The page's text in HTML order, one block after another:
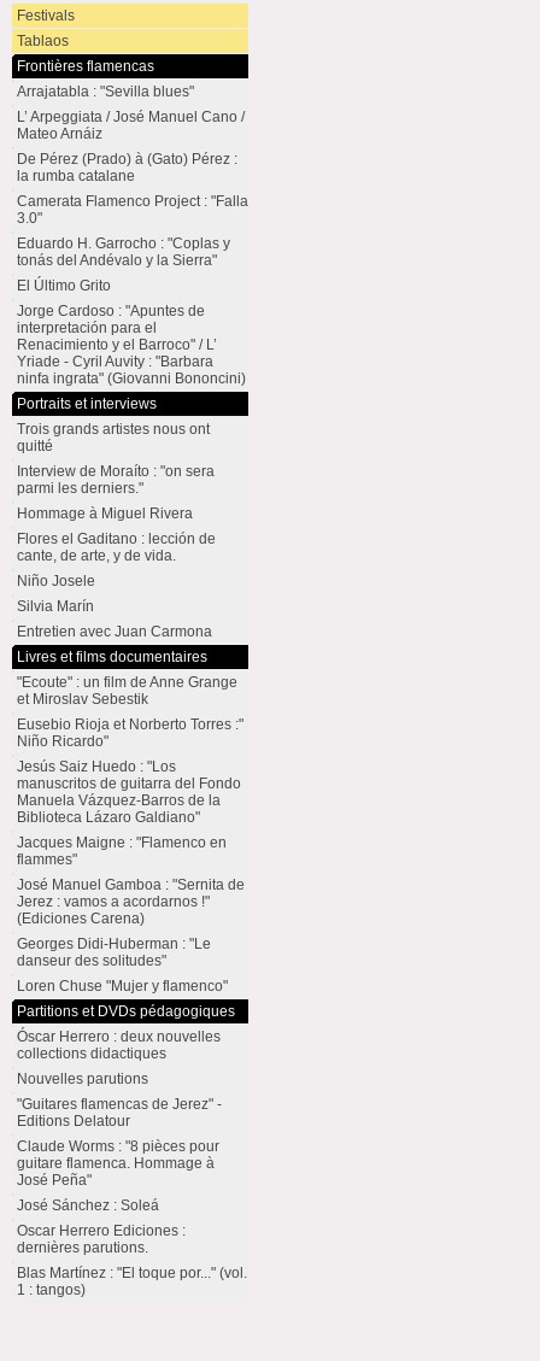
Festivals
Tablaos
Frontières flamencas
Arrajatabla : "Sevilla blues"
L’ Arpeggiata / José Manuel Cano /
Mateo Arnáiz
De Pérez (Prado) à (Gato) Pérez :
la rumba catalane
Camerata Flamenco Project : "Falla
3.0"
Eduardo H. Garrocho : "Coplas y
tonás del Andévalo y la Sierra"
El Último Grito
Jorge Cardoso : "Apuntes de
interpretación para el
Renacimiento y el Barroco" / L’
Yriade - Cyril Auvity : "Barbara
ninfa ingrata" (Giovanni Bononcini)
Portraits et interviews
Trois grands artistes nous ont
quitté
Interview de Moraíto : "on sera
parmi les derniers."
Hommage à Miguel Rivera
Flores el Gaditano : lección de
cante, de arte, y de vida.
Niño Josele
Silvia Marín
Entretien avec Juan Carmona
Livres et films documentaires
"Ecoute" : un film de Anne Grange
et Miroslav Sebestik
Eusebio Rioja et Norberto Torres :"
Niño Ricardo"
Jesús Saiz Huedo : "Los
manuscritos de guitarra del Fondo
Manuela Vázquez-Barros de la
Biblioteca Lázaro Galdiano"
Jacques Maigne : "Flamenco en
flammes"
José Manuel Gamboa : "Sernita de
Jerez : vamos a acordarnos !"
(Ediciones Carena)
Georges Didi-Huberman : "Le
danseur des solitudes"
Loren Chuse "Mujer y flamenco"
Partitions et DVDs pédagogiques
Óscar Herrero : deux nouvelles
collections didactiques
Nouvelles parutions
"Guitares flamencas de Jerez" -
Editions Delatour
Claude Worms : "8 pièces pour
guitare flamenca. Hommage à
José Peña"
José Sánchez : Soleá
Oscar Herrero Ediciones :
dernières parutions.
Blas Martínez : "El toque por..." (vol.
1 : tangos)